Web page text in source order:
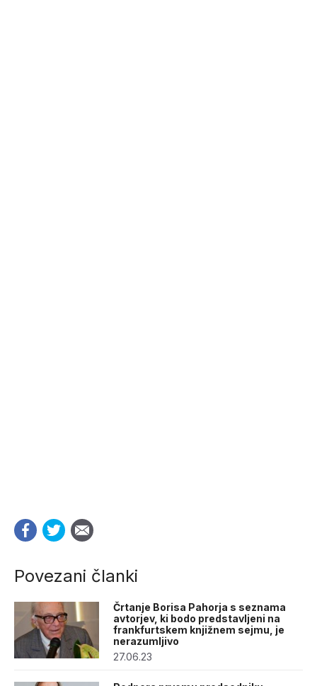
Povezani članki
Črtanje Borisa Pahorja s seznama
avtorjev, ki bodo predstavljeni na
frankfurtskem knjižnem sejmu, je
nerazumljivo
27.06.23